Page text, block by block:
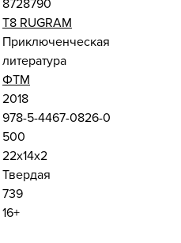
8728790
Т8 RUGRAM
Приключенческая
литература
ФТМ
2018
978-5-4467-0826-0
500
22x14x2
Твердая
739
16+